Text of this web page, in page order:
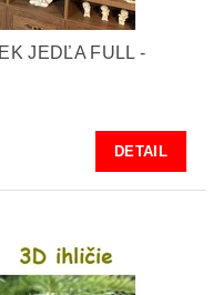
JEDĽA FULL -
DETAIL